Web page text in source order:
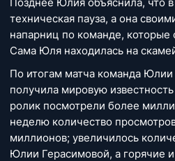
техническая пауза, а она
напарниц по команде, которые
Сама Юля находилась на
По итогам матча команда
получила мировую
ролик посмотрели более
неделю количество
миллионов; увеличилось
Юлии Герасимовой, а горячие